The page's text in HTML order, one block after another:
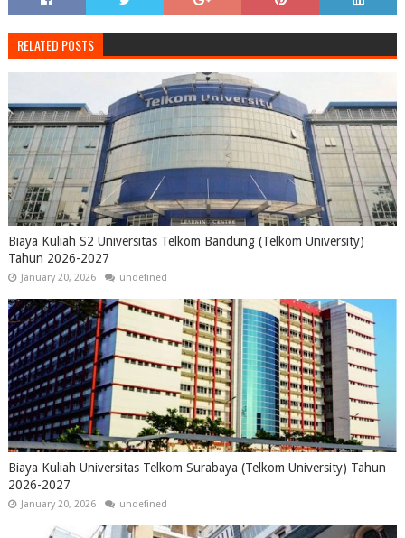
RELATED POSTS
Biaya Kuliah S2 Universitas Telkom Bandung (Telkom University)
Tahun 2026-2027
January 20, 2026 undefined
Biaya Kuliah Universitas Telkom Surabaya (Telkom University) Tahun
2026-2027
January 20, 2026 undefined